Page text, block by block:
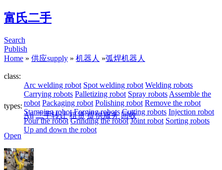
富氏二手
Search
Publish
Home » 供应supply » 机器人 »弧焊机器人
class:
Arc welding robot Spot welding robot Welding robots
Carrying robots Palletizing robot Spray robots Assemble the
robot Packaging robot Polishing robot Remove the robot
Stamping robot Forging robots Cutting robots Injection robot
Pour the robot Grinding the robot Joint robot Sorting robots
Up and down the robot
types:
All 二手转让 租赁 提供服务 回收
Open